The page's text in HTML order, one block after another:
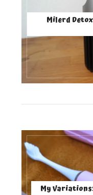
Milerd
My